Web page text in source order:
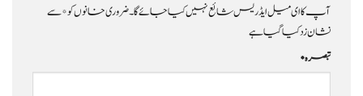
آپ کا ای میل ایڈریس شائع نہیں کیا جائے گا۔ضروری خانوں کو*سے
نشان زد کیا گیا ہے
تبصرہ*